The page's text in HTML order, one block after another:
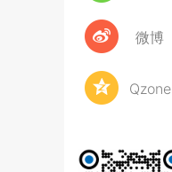
微博
Qzone